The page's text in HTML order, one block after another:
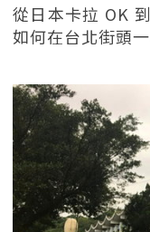
從日本卡拉 OK
如何在台北街頭